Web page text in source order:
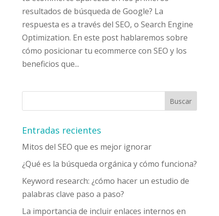
resultados de búsqueda de Google? La
respuesta es a través del SEO, o Search Engine
Optimization. En este post hablaremos sobre
cómo posicionar tu ecommerce con SEO y los
beneficios que...
Entradas recientes
Mitos del SEO que es mejor ignorar
¿Qué es la búsqueda orgánica y cómo funciona?
Keyword research: ¿cómo hacer un estudio de
palabras clave paso a paso?
La importancia de incluir enlaces internos en